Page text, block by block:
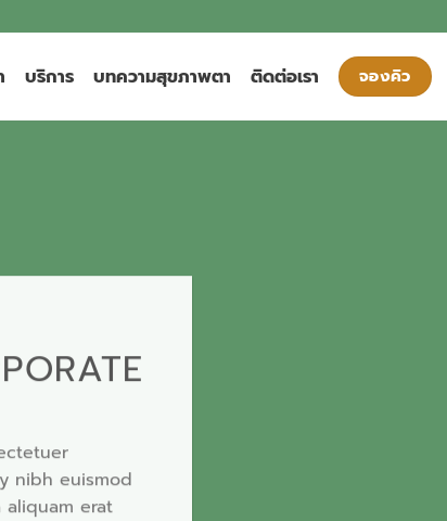
บริการ บทความสุขภาพตา ติดต่อเรา จองคิว
nibh euismod
erat